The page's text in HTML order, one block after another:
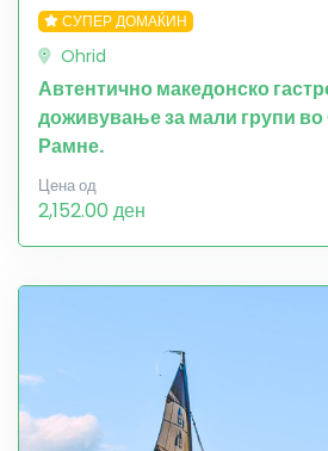
СУПЕР ДОМАЌИН
Ohrid
Автентично македонско
доживување за мали групи
Рамне.
Цена од
2,152.00 ден